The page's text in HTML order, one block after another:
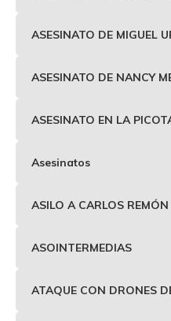
ASESINATO DE MIGUEL
ASESINATO DE NANCY
ASESINATO EN LA
Asesinatos
ASILO A CARLOS
ASOINTERMEDIAS
ATAQUE CON DRONES